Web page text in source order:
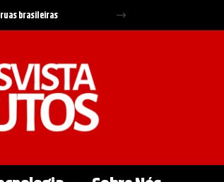
carros em 2026